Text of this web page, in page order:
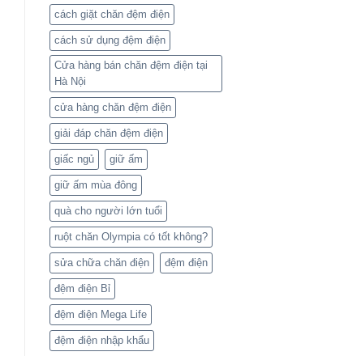
cách giặt chăn đệm điện
cách sử dụng đệm điện
Cửa hàng bán chăn đệm điện tại
Hà Nội
cửa hàng chăn đệm điện
giải đáp chăn đệm điện
giấc ngủ giữ ấm
giữ ấm mùa đông
quà cho người lớn tuổi
ruột chăn Olympia có tốt không?
sửa chữa chăn điện đệm điện
đệm điện Bỉ
đệm điện Mega Life
đệm điện nhập khẩu